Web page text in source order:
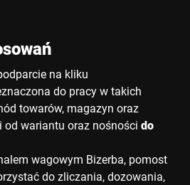
na kliku
do pracy w takich
towarów, magazyn oraz
od wariantu oraz nośności do
wagowym Bizerba, pomost
do zliczania, dozowania,